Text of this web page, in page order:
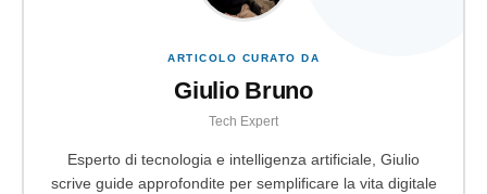
ARTICOLO CURATO DA
Giulio Bruno
Tech Expert
Esperto di tecnologia e intelligenza artificiale, Giulio
scrive guide approfondite per semplificare la vita digitale